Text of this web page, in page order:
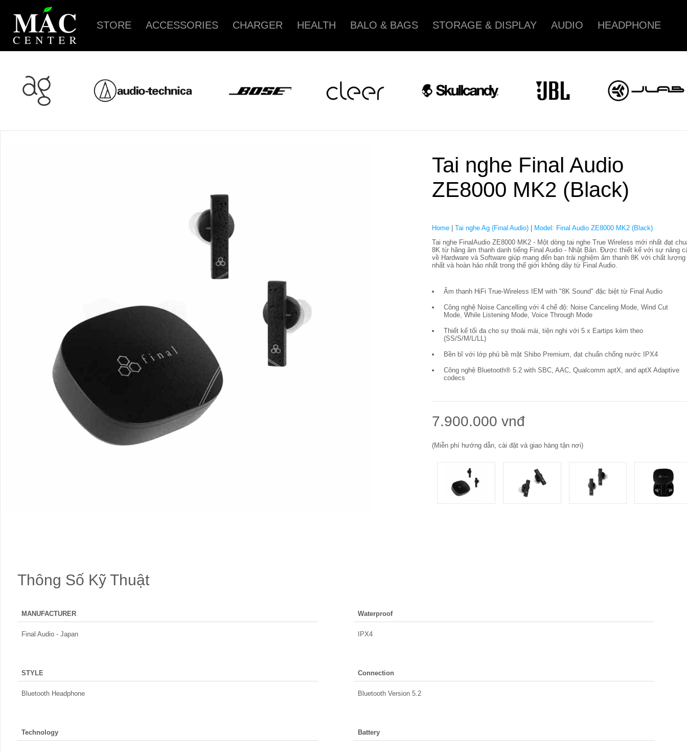
STORE ACCESSORIES CHARGER HEALTH BALO & BAGS STORAGE & DISPLAY AUDIO HEADPHONE
Tai nghe Final Audio
ZE8000 MK2 (Black)
Home Tai nghe Ag (Final Audio)
Model: Final Audio ZE8000 MK2 (Black)
Tai nghe FinalAudio ZE8000 MK2 - Một dòng tai nghe True Wireless mới nhất đạt
8K từ hãng âm thanh danh tiếng Final Audio - Nhật Bản. Được thiết kế với sự nâng
về Hardware và Software giúp mang đến bạn trải nghiệm âm thanh 8K với chất
nhất và hoàn hảo nhất trong thế giới không dây từ Final Audio.
Âm thanh HiFi True-Wireless IEM with "8K Sound" đặc biệt từ Final Audio
Công nghệ Noise Cancelling với 4 chế độ: Noise Canceling Mode, Wind Cut
Mode, While Listening Mode, Voice Through Mode
Thiết kế tối đa cho sự thoải mái, tiện nghi với 5 x Eartips kèm theo
(SS/S/M/L/LL)
Bền bĩ với lớp phủ bề mặt Shibo Premium, đạt chuẩn chống nước IPX4
Công nghệ Bluetooth® 5.2 with SBC, AAC, Qualcomm aptX, and aptX Adaptive
codecs
7.900.000 vnđ
(Miễn phí hướng dẫn, cài đặt và giao hàng tận nơi)
Thông Số Kỹ Thuật
MANUFACTURER
Final Audio - Japan
STYLE
Bluetooth Headphone
Technology
Waterproof
IPX4
Connection
Bluetooth Version 5.2
Battery